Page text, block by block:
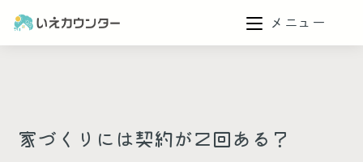
メニュー
家づくりには契約が２回ある？